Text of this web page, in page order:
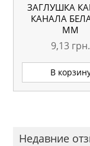
ЗАГЛУШКА
КАНАЛА
ММ
9,13 грн.
В
Недавние